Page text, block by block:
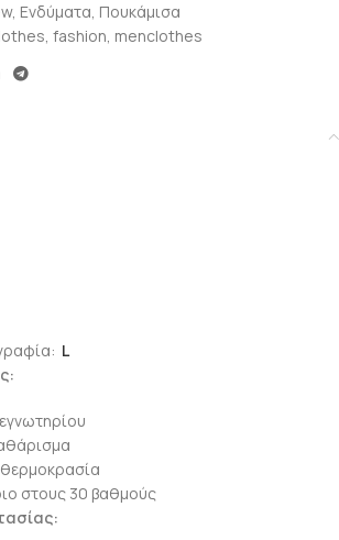
, Ενδύματα, Πουκάμισα
, fashion, menclothes
L
στους 30 βαθμούς